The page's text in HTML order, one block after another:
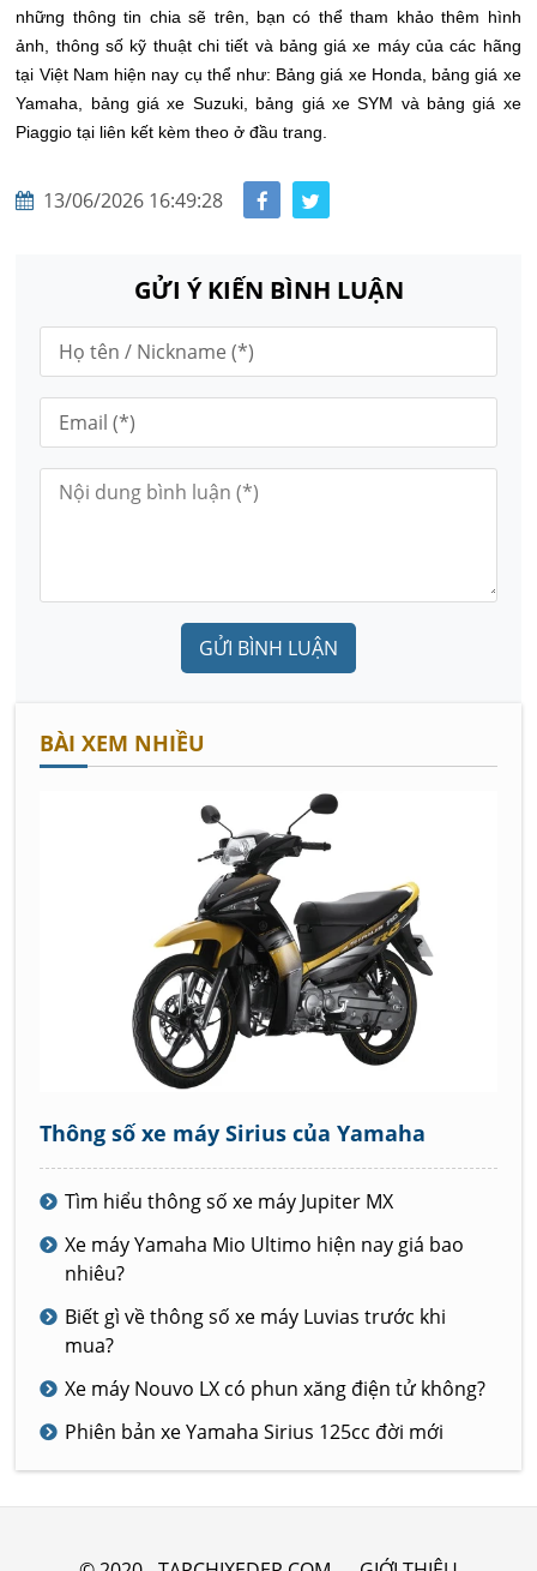
những thông tin chia sẽ trên, bạn có thể tham khảo thêm hình
ảnh, thông số kỹ thuật chi tiết và bảng giá xe máy của các hãng
tại Việt Nam hiện nay cụ thể như: Bảng giá xe Honda, bảng giá xe
Yamaha, bảng giá xe Suzuki, bảng giá xe SYM và bảng giá xe
Piaggio tại liên kết kèm theo ở đầu trang.
13/06/2026 16:49:28
GỬI Ý KIẾN BÌNH LUẬN
GỬI BÌNH LUẬN
BÀI XEM NHIỀU
Thông số xe máy Sirius của Yamaha
Tìm hiểu thông số xe máy Jupiter MX
Xe máy Yamaha Mio Ultimo hiện nay giá bao
nhiêu?
Biết gì về thông số xe máy Luvias trước khi
mua?
Xe máy Nouvo LX có phun xăng điện tử không?
Phiên bản xe Yamaha Sirius 125cc đời mới